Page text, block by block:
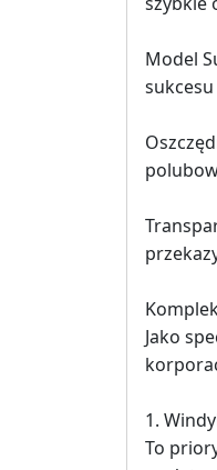
Model
Jako
1.
To